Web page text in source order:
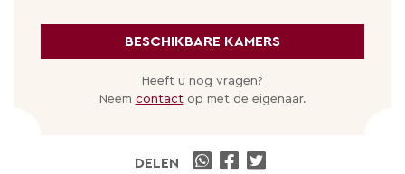
BESCHIKBARE KAMERS
Heeft u nog vragen?
Neem contact op met de eigenaar.
DELEN